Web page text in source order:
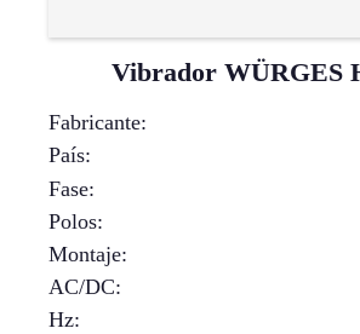
Vibrador WÜRGES
Fabricante:
País:
Fase:
Polos:
Montaje:
AC/DC:
Hz: